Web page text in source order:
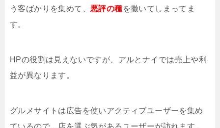
う客ばかりを集めて、 悪評の種を撒いてしまってま
す。
HPの役割は見えないですが、アルとナイでは売上や利
益が異なります。
グルメサイトは広告を使いアクティブユーザーを集め
ているので、店を選ぶ気があるユーザーが訪れます。